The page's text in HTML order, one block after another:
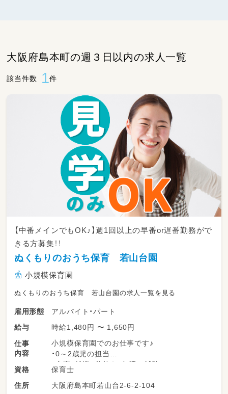
大阪府島本町の週３日以内の求人一覧
該当件数 1件
【中番メインでもOK♪】週1回以上の早番or遅番勤務がで
きる方募集！！
ぬくもりのおうち保育 若山台園
小規模保育園
ぬくもりのおうち保育 若山台園の求人一覧を見る
雇用形態
アルバイト・パート
給与
時給1,480円 〜 1,650円
仕事
内容
小規模保育園でのお仕事です♪
・0～2歳児の担当
・食事、排泄、着替え、午睡の補助
・園内の環境整備
・保護者対応 ※勤務時間数・時間帯によっては
資格
保育士
住所
大阪府島本町若山台2-6-2-104